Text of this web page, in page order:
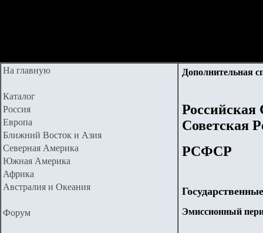
На главную
Каталог
Россия
Европа
Ближний Восток и Азия
Северная Америка
Южная Америка
Африка
Австралия и Океания
Форум
Дополнительная
Российская
Советская
РСФСР
Эмиссионный